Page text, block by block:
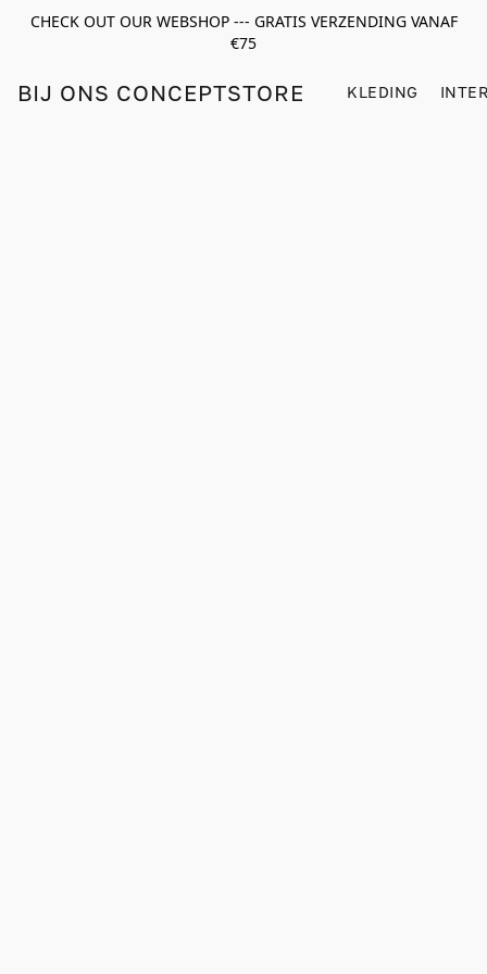
CHECK OUT OUR WEBSHOP --- GRATIS VERZENDING VANAF
€75
BIJ ONS CONCEPTSTORE KLEDING